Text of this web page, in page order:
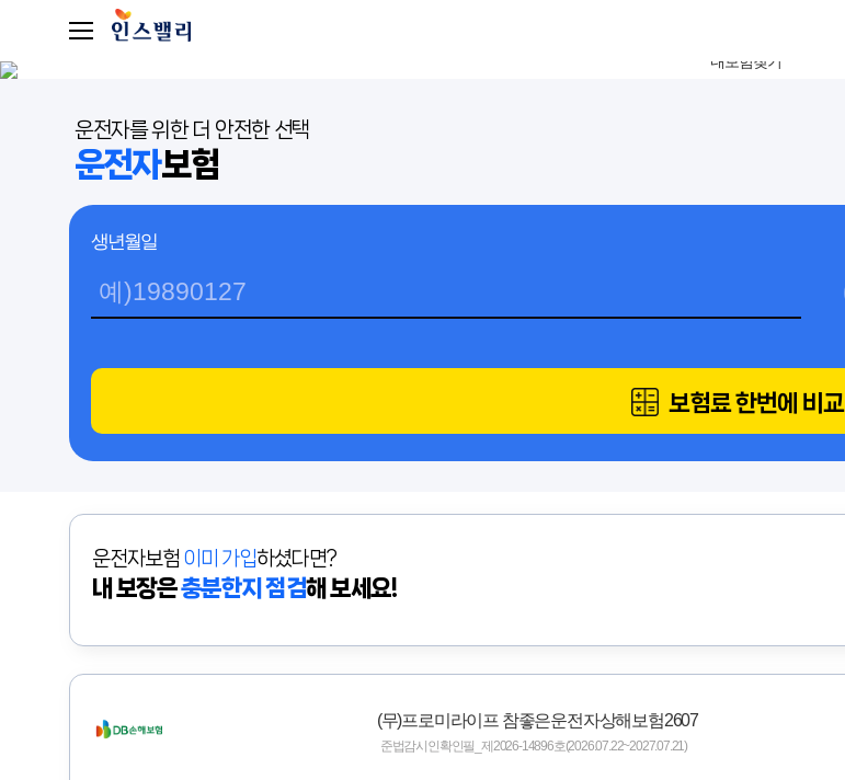
운전자를 위한 더 안전한 선택
운전자보험
생년월일
보험료 한번에 비교
운전자보험 이미 가입하셨다면?
내 보장은충분한지 점검해 보세요!
(무)프로미라이프 참좋은운전자상해보험2607
준법감시인확인필_제2026-14896호(2026.07.22~2027.07.21)